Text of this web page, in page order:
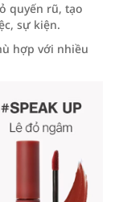
quyến rũ, tạo
sự kiện.
hợp với nhiều